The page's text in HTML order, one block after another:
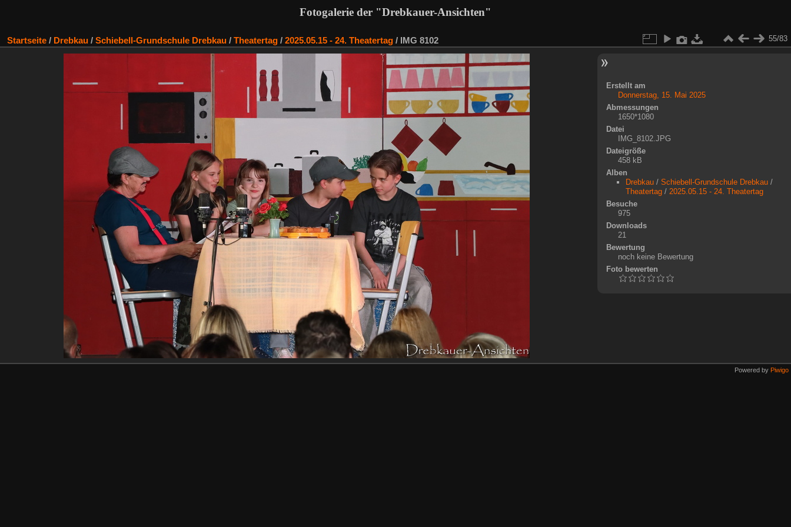
Fotogalerie der "Drebkauer-Ansichten"
Startseite / Drebkau / Schiebell-Grundschule Drebkau / Theatertag / 2025.05.15 - 24. Theatertag / IMG 8102 55/83
Erstellt am
Donnerstag, 15. Mai 2025
Abmessungen
1650*1080
Datei
IMG_8102.JPG
Dateigröße
458 kB
Alben
Drebkau/ Schiebell-Grundschule Drebkau/
Theatertag/ 2025.05.15 - 24. Theatertag
Besuche
975
Downloads
21
Bewertung
noch keine Bewertung
Foto bewerten
Powered by Piwigo